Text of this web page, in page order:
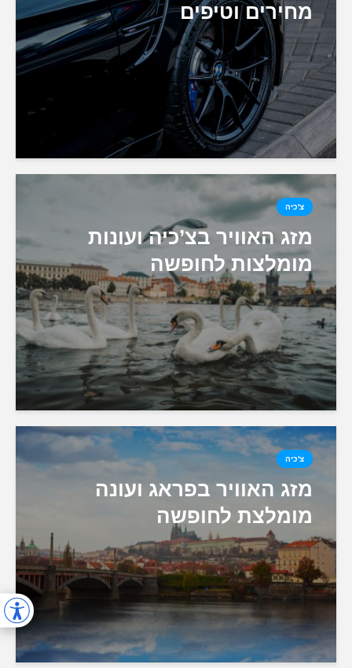
מחירים וטיפים
צ'כיה
מזג האוויר בצ’כיה ועונות
מומלצות לחופשה
צ'כיה
מזג האוויר בפראג ועונה
מומלצת לחופשה